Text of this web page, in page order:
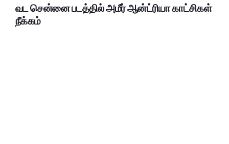
வட சென்னை படத்தில் அமீர் ஆன்ட்ரியா காட்சிகள்
நீக்கம்